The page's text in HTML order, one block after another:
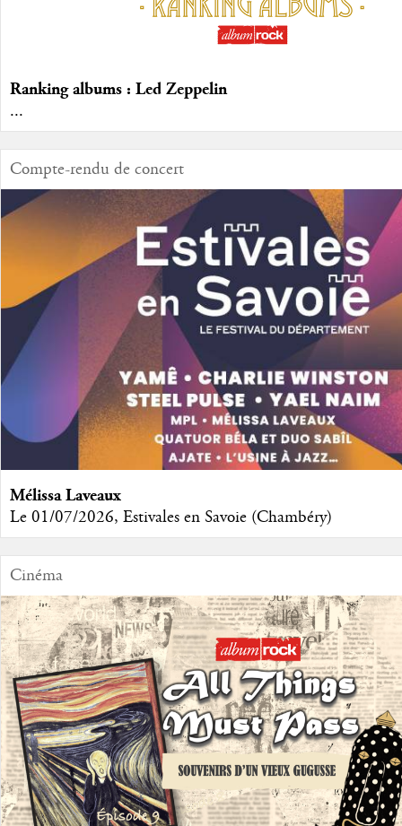
Ranking albums : Led Zeppelin
...
Compte-rendu de concert
Mélissa Laveaux
Le 01/07/2026, Estivales en Savoie (Chambéry)
Cinéma